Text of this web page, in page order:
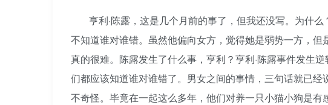
亨利·陈露，这是几个月前的事了，但我还没写。为什
不知道谁对谁错。虽然他偏向女方，觉得她是弱势一方，
真的很难。陈露发生了什么事，亨利？亨利·陈露事件发生
们都应该知道谁对谁错了。男女之间的事情，三句话就已
不奇怪。毕竟在一起这么多年，他们对养一只小猫小狗是